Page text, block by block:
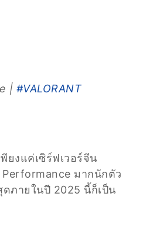
| #VALORANT
ยงแค่เซิร์ฟเวอร์จีน
มากนักตัว
ดภายในปี 2025 นี้ก็เป็น